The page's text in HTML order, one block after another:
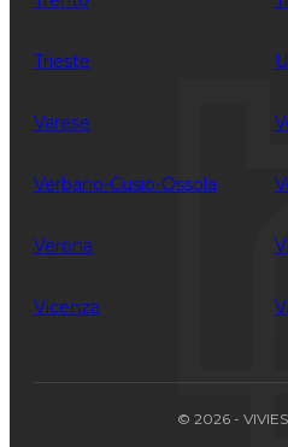
Trieste
Varese
Verbano-Cusio-Ossola
Verona
Vicenza
© 2026 -